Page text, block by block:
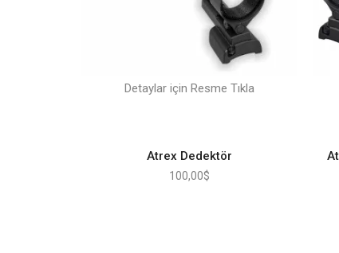
Detaylar için Resme Tıkla
Atrex Dedektör
100,00$